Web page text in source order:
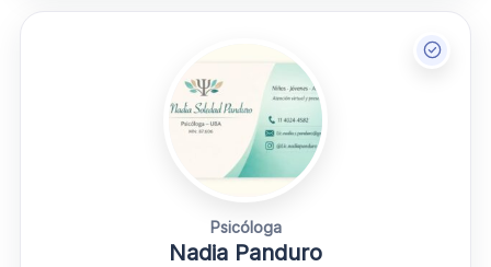
Psicóloga
Nadia Panduro